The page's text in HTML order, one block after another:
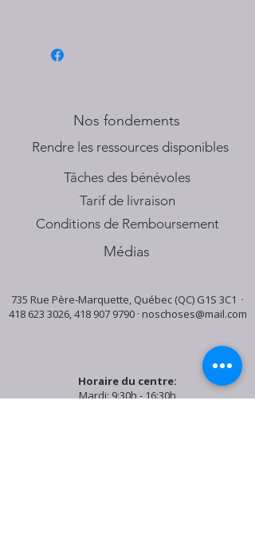
Nos fondements
​Rendre les ressources disponibles
Tâches des bénévoles
Tarif de livraison
Conditions de Remboursement
Médias
735 Rue Père-Marquette, Québec (QC) G1S 3C1 ·
418 623 3026,418 907 9790· noschoses@mail.com
Horaire du centre:
Mardi: 9:30h - 16:30h